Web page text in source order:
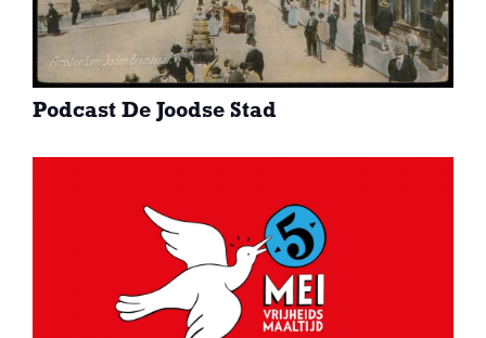
Podcast De Joodse Stad